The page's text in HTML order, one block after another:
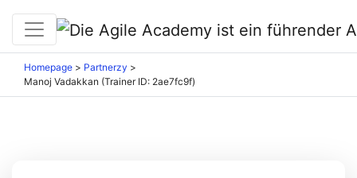
Homepage > Partnerzy >
Manoj Vadakkan (Trainer ID: 2ae7fc9f)